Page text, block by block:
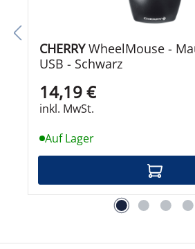
CHERRYWheelMouse - Maus - PS/2,
USB - Schwarz
14,19 €
inkl. MwSt.
Auf Lager